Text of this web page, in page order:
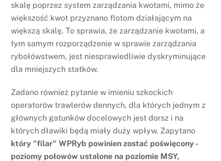
skalę poprzez system zarządzania kwotami, mimo że
większość kwot przyznano flotom działającym na
większą skalę. To sprawia, że zarządzanie kwotami, a
tym samym rozporządzenie w sprawie zarządzania
rybołówstwem, jest niesprawiedliwie dyskryminujące
dla mniejszych statków.
Zadano również pytanie w imieniu szkockich
operatorów trawlerów dennych, dla których jednym z
głównych gatunków docelowych jest dorsz i na
których dławiki będą miały duży wpływ. Zapytano
który "filar" WPRyb powinien zostać poświęcony -
poziomy połowów ustalone na poziomie MSY,